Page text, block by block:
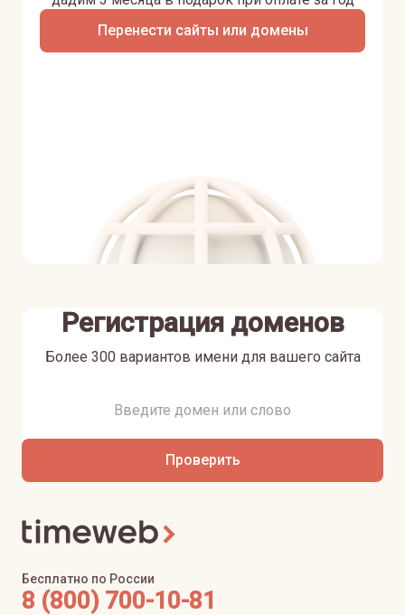
Перенести сайты или домены
Регистрация доменов
Более 300 вариантов имени для вашего сайта
Проверить
Бесплатно по России
8 (800) 700-10-81